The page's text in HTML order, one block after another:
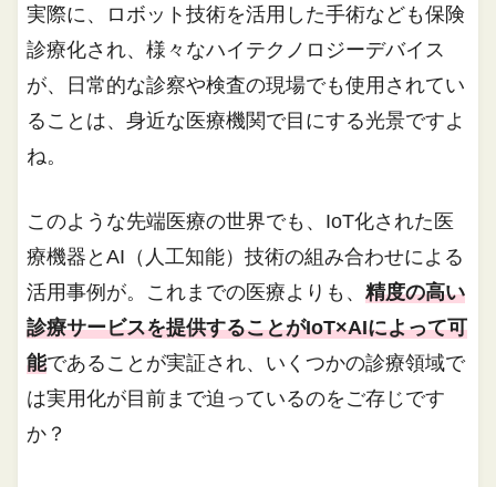
実際に、ロボット技術を活用した手術なども保険
診療化され、様々なハイテクノロジーデバイス
が、日常的な診察や検査の現場でも使用されてい
ることは、身近な医療機関で目にする光景ですよ
ね。
このような先端医療の世界でも、IoT化された医
療機器とAI（人工知能）技術の組み合わせによる
活用事例が。これまでの医療よりも、精度の高い
診療サービスを提供することがIoT×AIによって可
能であることが実証され、いくつかの診療領域で
は実用化が目前まで迫っているのをご存じです
か？